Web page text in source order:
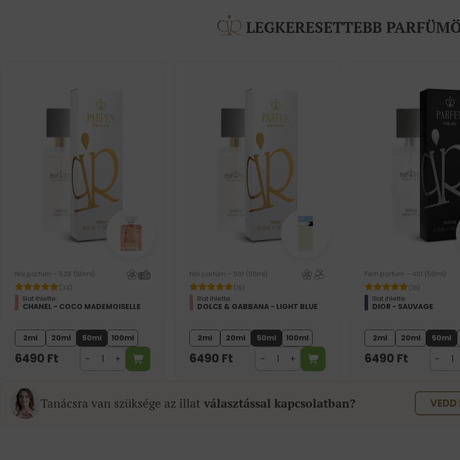
LEGKERESETTEBB
Női parfüm – 539 (50ml)
(34)
Illat ihlette:
CHANEL - COCO MADEMOISELLE
2ml 20ml 50ml 100ml
6490 Ft
Női parfüm – 501 (50ml)
(19)
Illat ihlette:
DOLCE & GABBANA - LIGHT BLUE
2ml 20ml 50ml 100ml
6490 Ft
Férfi parfüm – 401 (50ml)
(18)
Illat ihlette:
DIOR - SAUVAGE
2ml 20ml 50ml
6490 Ft
Tanácsra van szüksége az illatválasztással kapcsolatban?